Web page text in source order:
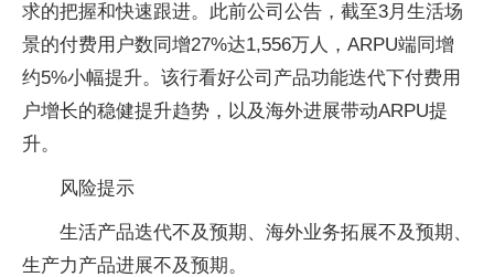
求的把握和快速跟进。此前公司公告，截至3月生活场
景的付费用户数同增27%达1,556万人，ARPU端同增
约5%小幅提升。该行看好公司产品功能迭代下付费用
户增长的稳健提升趋势，以及海外进展带动ARPU提
升。
风险提示
生活产品迭代不及预期、海外业务拓展不及预期、
生产力产品进展不及预期。